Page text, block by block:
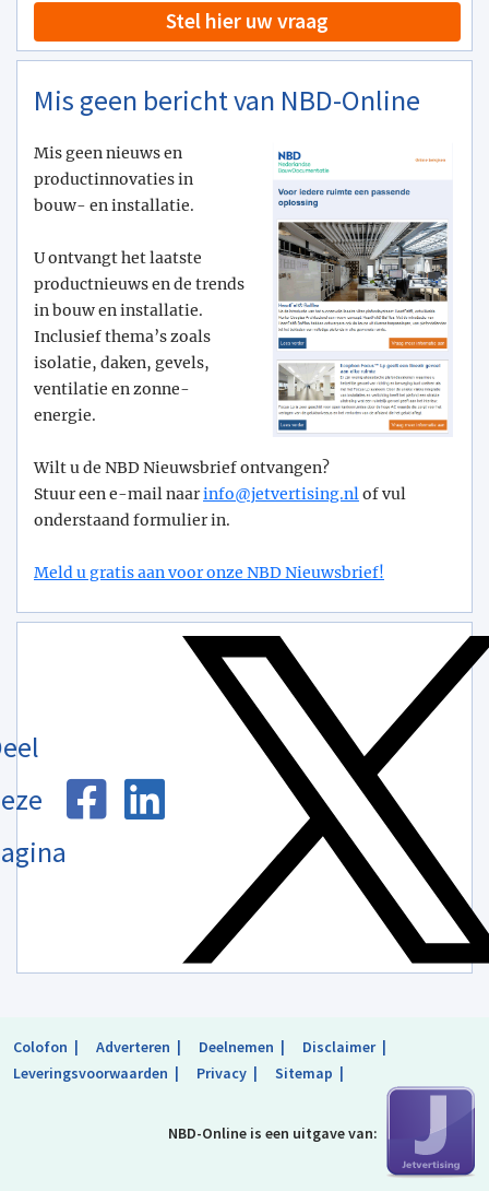
Stel hier uw vraag
Mis geen bericht van NBD-Online
Mis geen nieuws en
productinnovaties in
bouw- en installatie.
U ontvangt het laatste
productnieuws en de trends
in bouw en installatie.
Inclusief thema’s zoals
isolatie, daken, gevels,
ventilatie en zonne-
energie.
Wilt u de NBD Nieuwsbrief ontvangen?
Stuur een e-mail naarinfo@­jetvertising.nlof vul
onderstaand formulier in.
Meld u gratis aan voor onze NBD Nieuwsbrief!
Colofon Adverteren Deelnemen
Disclaimer
Leveringsvoorwaarden
Privacy Sitemap
NBD-Online is een uitgave van: